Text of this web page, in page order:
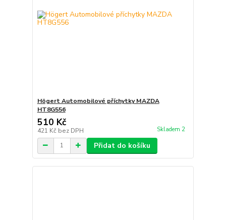
Högert Automobilové příchytky MAZDA
HT8G556
510 Kč
421 Kč bez DPH Skladem 2
Přidat do košíku